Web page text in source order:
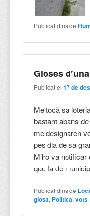
Publicat dins de
Gloses
Publicat el17 de
Me tocà sa loteria
bastant abans
me designaren
pes dia de sa
M’ho va notificar
que fa de
Publicat dins de
glosa, Política,vots